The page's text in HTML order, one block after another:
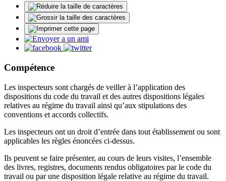
Compétence
Les inspecteurs sont chargés de veiller à l’application des
dispositions du code du travail et des autres dispositions légales
relatives au régime du travail ainsi qu’aux stipulations des
conventions et accords collectifs.
Les inspecteurs ont un droit d’entrée dans tout établissement ou sont
applicables les règles énoncées ci-dessus.
Ils peuvent se faire présenter, au cours de leurs visites, l’ensemble
des livres, registres, documents rendus obligatoires par le code du
travail ou par une disposition légale relative au régime du travail.